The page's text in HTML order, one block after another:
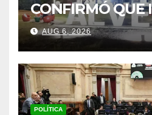
CONFIRMÓ QUE
UN CRIMEN
ATROZ EN
AUG 6, 2026
POLÍTICA